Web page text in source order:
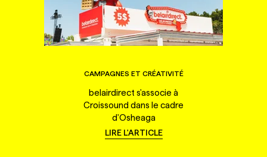
CAMPAGNES ET CRÉATIVITÉ
belairdirect s'associe à
Croissound dans le cadre
d'Osheaga
LIRE L'ARTICLE